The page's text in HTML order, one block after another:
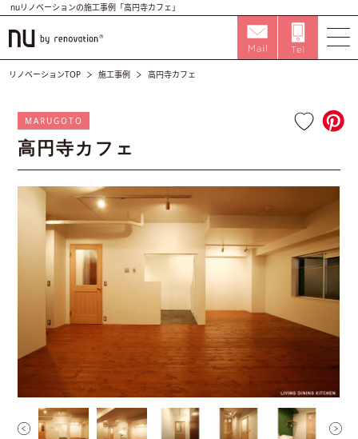
nuリノベーションの施工事例「高円寺カフェ」
リノベーションTOP 施工事例 高円寺カフェ
MARUGOTO
高円寺カフェ